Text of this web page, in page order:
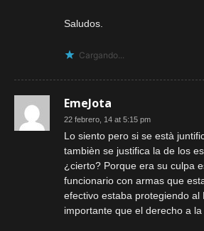
Saludos.
Cargando...
EmeJota
22 febrero, 14 at 5:15 pm
Lo siento pero si se està
tambièn se justifica la de los
¿cierto? Porque era su culpa
funcionario con armas que
efectivo estaba protegiendo al
importante que el derecho a